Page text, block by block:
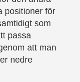
positioner för
som
passa
att man
nedre